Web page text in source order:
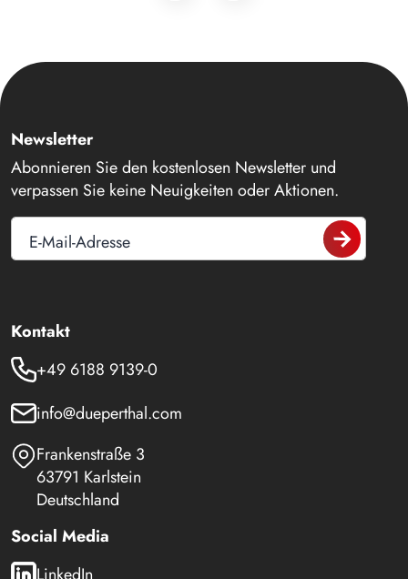
Newsletter
Abonnieren Sie den kostenlosen Newsletter und
verpassen Sie keine Neuigkeiten oder Aktionen.
E-Mail-Adresse
Kontakt
+49 6188 9139-0
info@dueperthal.com
Frankenstraße 3
63791 Karlstein
Deutschland
Social Media
LinkedIn